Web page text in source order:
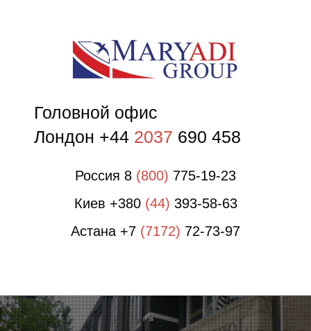
Головной офис
Лондон +44 2037 690 458
Россия 8 (800) 775-19-23
Киев +380 (44) 393-58-63
Астана +7 (7172) 72-73-97
О
О